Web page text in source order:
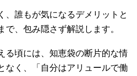
、誰もが気になるデメリットと
で、包み隠さず解説します。
る頃には、知恵袋の断片的な情
なく、「自分はアリュールで働